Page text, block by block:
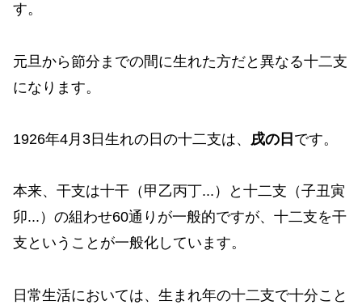
す。
元旦から節分までの間に生れた方だと異なる十二支
になります。
1926年4月3日生れの日の十二支は、 戌の日 です。
本来、干支は十干（甲乙丙丁...）と十二支（子丑寅
卯...）の組わせ60通りが一般的ですが、十二支を干
支ということが一般化しています。
日常生活においては、生まれ年の十二支で十分こと